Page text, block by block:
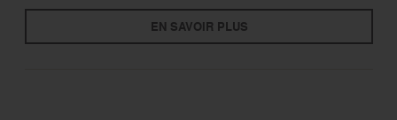
EN SAVOIR PLUS